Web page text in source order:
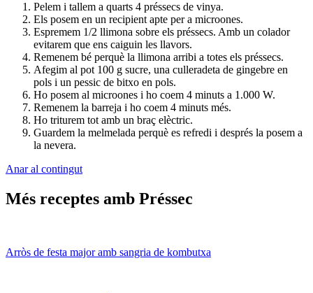
Pelem i tallem a quarts 4 préssecs de vinya.
Els posem en un recipient apte per a microones.
Espremem 1/2 llimona sobre els préssecs. Amb un colador
evitarem que ens caiguin les llavors.
Remenem bé perquè la llimona arribi a totes els préssecs.
Afegim al pot 100 g sucre, una culleradeta de gingebre en
pols i un pessic de bitxo en pols.
Ho posem al microones i ho coem 4 minuts a 1.000 W.
Remenem la barreja i ho coem 4 minuts més.
Ho triturem tot amb un braç elèctric.
Guardem la melmelada perquè es refredi i després la posem a
la nevera.
Anar al contingut
Més receptes amb Préssec
Arròs de festa major amb sangria de kombutxa